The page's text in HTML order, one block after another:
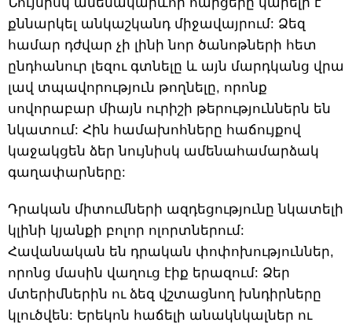
քննարկել անկաշկանդ միջավայրում: Ձեզ
համար դժվար չի լինի նոր ծանոթների հետ
ընդհանուր լեզու գտնելը և այն մարդկանց վրա
լավ տպավորություն թողնելը, որոնք
սովորաբար միայն ուրիշի թերություններն են
նկատում: Հին համախոհները հաճույքով
կաջակցեն ձեր նույնիսկ ամենահամարձակ
գաղափարները:
Դրական միտումների ազդեցությունը նկատելի
կլինի կյանքի բոլոր ոլորտներում:
Հավանական են դրական փոփոխություններ,
որոնց մասին վաղուց էիք երազում: Ձեր
մտերիմներին ու ձեզ վշտացնող խնդիրները
կլուծվեն: Երեկոն հաճելի անակնկալներ ու